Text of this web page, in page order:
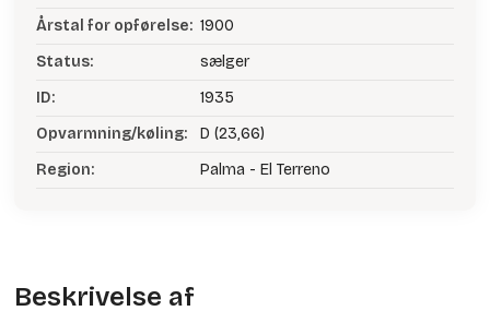
Årstal for opførelse: 1900
Status:
sælger
ID:
1935
Opvarmning/køling:
D (23,66)
Region:
Palma - El Terreno
Beskrivelse af